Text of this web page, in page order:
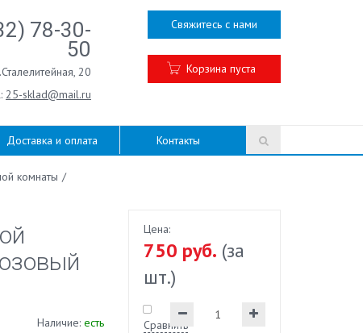
78-30-
50
20
25-sklad@mail.ru
Свяжитесь с нами
Корзина пуста
Доставка и оплата Контакты
комнаты /
Наличие: есть
Цена:
750 руб. (за
шт.)
Сравнить